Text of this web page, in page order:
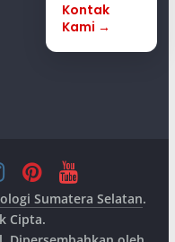
Kontak
Kami →
Sumatera Selatan.
Cipta.